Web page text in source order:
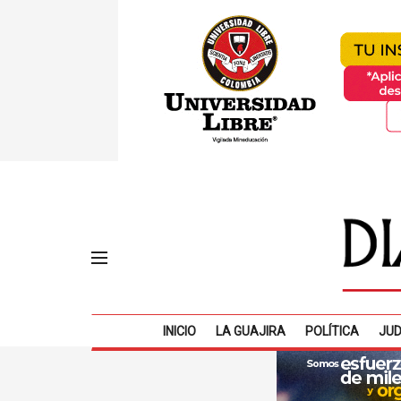
INICIO LA GUAJIRA POLÍTICA